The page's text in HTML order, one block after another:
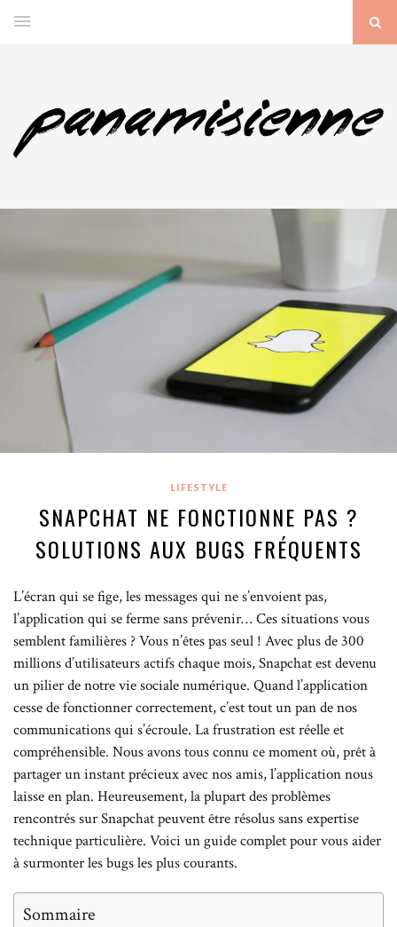
LIFESTYLE
SNAPCHAT NE FONCTIONNE PAS ?
SOLUTIONS AUX BUGS FRÉQUENTS
L’écran qui se fige, les messages qui ne s’envoient pas,
l’application qui se ferme sans prévenir… Ces situations vous
semblent familières ? Vous n’êtes pas seul ! Avec plus de 300
millions d’utilisateurs actifs chaque mois, Snapchat est devenu
un pilier de notre vie sociale numérique. Quand l’application
cesse de fonctionner correctement, c’est tout un pan de nos
communications qui s’écroule. La frustration est réelle et
compréhensible. Nous avons tous connu ce moment où, prêt à
partager un instant précieux avec nos amis, l’application nous
laisse en plan. Heureusement, la plupart des problèmes
rencontrés sur Snapchat peuvent être résolus sans expertise
technique particulière. Voici un guide complet pour vous aider
à surmonter les bugs les plus courants.
Sommaire